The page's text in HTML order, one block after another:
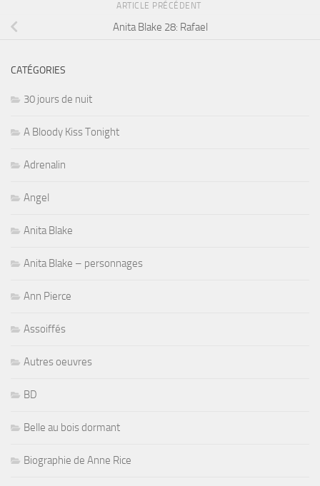
ARTICLE PRÉCÉDENT
Anita Blake 28: Rafael
CATÉGORIES
30 jours de nuit
A Bloody Kiss Tonight
Adrenalin
Angel
Anita Blake
Anita Blake – personnages
Ann Pierce
Assoiffés
Autres oeuvres
BD
Belle au bois dormant
Biographie de Anne Rice